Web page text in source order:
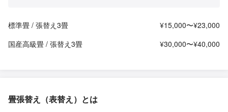
標準畳 / 張替え3畳
¥15,000〜¥23,000
国産高級畳 / 張替え3畳
¥30,000〜¥40,000
畳張替え（表替え）とは